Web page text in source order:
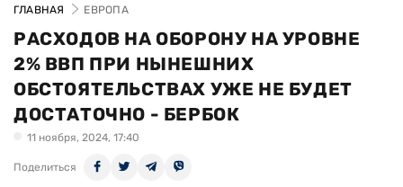
ГЛАВНАЯ ЕВРОПА
РАСХОДОВ НА ОБОРОНУ НА УРОВНЕ
2% ВВП ПРИ НЫНЕШНИХ
ОБСТОЯТЕЛЬСТВАХ УЖЕ НЕ БУДЕТ
ДОСТАТОЧНО - БЕРБОК
11 ноября, 2024, 17:40
Поделиться